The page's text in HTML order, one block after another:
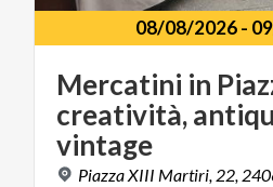
08/08/2026-
Mercatini in
creatività,
vintage
PiazzaXIII Martiri, 22,